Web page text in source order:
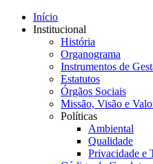
Início
Institucional
História
Organograma
Instrumentos de
Estatutos
Órgãos Sociais
Missão, Visão e
Políticas
Ambiental
Qualidade
Privacidade e